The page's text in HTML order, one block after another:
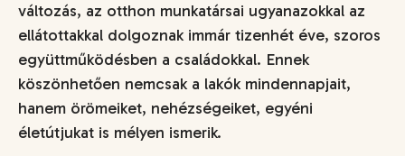
változás, az otthon munkatársai ugyanazokkal az
ellátottakkal dolgoznak immár tizenhét éve, szoros
együttműködésben a családokkal. Ennek
köszönhetően nemcsak a lakók mindennapjait,
hanem örömeiket, nehézségeiket, egyéni
életútjukat is mélyen ismerik.